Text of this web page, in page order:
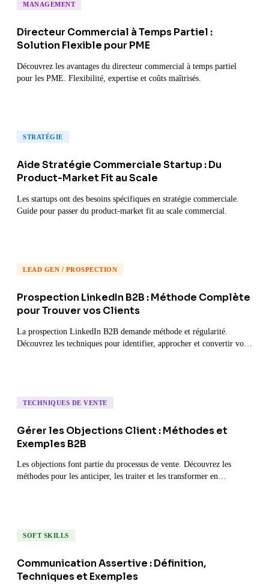
MANAGEMENT
Directeur Commercial à Temps Partiel :
Solution Flexible pour PME
Découvrez les avantages du directeur commercial à temps partiel
pour les PME. Flexibilité, expertise et coûts maîtrisés.
STRATÉGIE
Aide Stratégie Commerciale Startup : Du
Product-Market Fit au Scale
Les startups ont des besoins spécifiques en stratégie commerciale.
Guide pour passer du product-market fit au scale commercial.
LEAD GEN / PROSPECTION
Prospection LinkedIn B2B : Méthode Complète
pour Trouver vos Clients
La prospection LinkedIn B2B demande méthode et régularité.
Découvrez les techniques pour identifier, approcher et convertir vos
TECHNIQUES DE VENTE
Gérer les Objections Client : Méthodes et
Exemples B2B
Les objections font partie du processus de vente. Découvrez les
méthodes pour les anticiper, les traiter et les transformer en
SOFT SKILLS
Communication Assertive : Définition,
Techniques et Exemples